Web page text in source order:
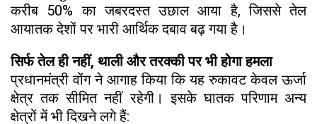
करीब 50% का जबरदस्त उछाल आया है, जिससे तेल
आयातक देशों पर भारी आर्थिक दबाव बढ़ गया है।
सिर्फ तेल ही नहीं, थाली और तरक्की पर भी होगा हमला
प्रधानमंत्री वोंग ने आगाह किया कि यह रुकावट केवल ऊर्जा
क्षेत्र तक सीमित नहीं रहेगी। इसके घातक परिणाम अन्य
क्षेत्रों में भी दिखने लगे हैं: